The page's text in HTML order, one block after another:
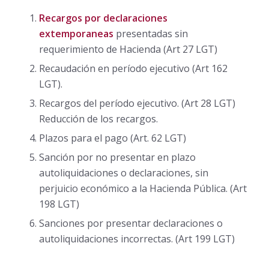
Recargos por declaraciones
extemporaneas presentadas sin
requerimiento de Hacienda (Art 27 LGT)
Recaudación en período ejecutivo (Art 162
LGT).
Recargos del período ejecutivo. (Art 28 LGT)
Reducción de los recargos.
Plazos para el pago (Art. 62 LGT)
Sanción por no presentar en plazo
autoliquidaciones o declaraciones, sin
perjuicio económico a la Hacienda Pública. (Art
198 LGT)
Sanciones por presentar declaraciones o
autoliquidaciones incorrectas. (Art 199 LGT)